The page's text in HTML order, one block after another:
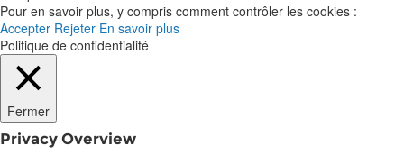
Pour en savoir plus, y compris comment contrôler les cookies :
Accepter Rejeter En savoir plus
Politique de confidentialité
Fermer
Privacy Overview